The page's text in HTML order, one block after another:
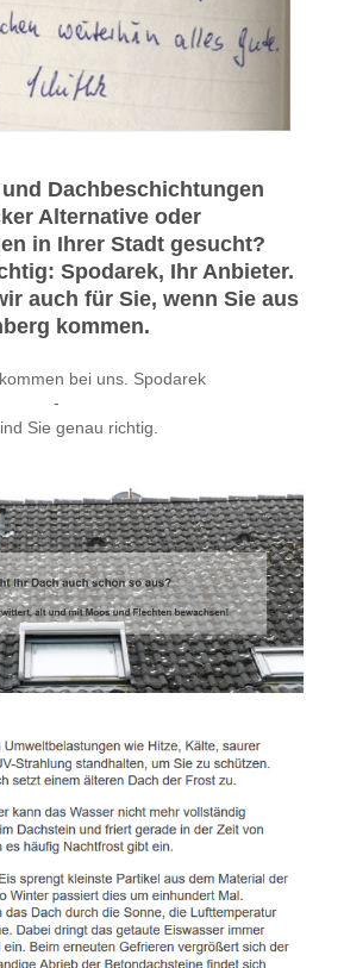
Dachbeschichtungen
Alternative oder
in Ihrer Stadt gesucht?
Spodarek, Ihr Anbieter.
auch für Sie, wenn Sie aus
kommen.
bei uns. Spodarek
-
Sie genau richtig.